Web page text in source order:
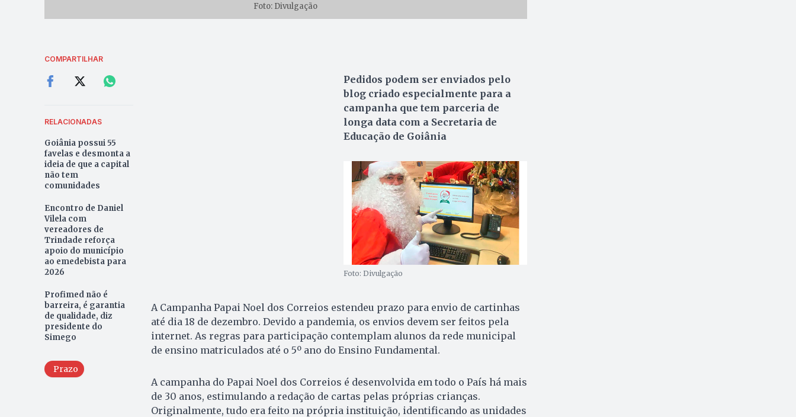
Foto: Divulgação
COMPARTILHAR
RELACIONADAS
Goiânia possui 55
favelas e desmonta a
ideia de que a capital
não tem
comunidades
Encontro de Daniel
Vilela com
vereadores de
Trindade reforça
apoio do município
ao emedebista para
2026
Profimed não é
barreira, é garantia
de qualidade, diz
presidente do
Simego
Prazo
Pedidos podem ser enviados pelo
blog criado especialmente para a
campanha que tem parceria de
longa data com a Secretaria de
Educação de Goiânia
Foto: Divulgação
A Campanha Papai Noel dos Correios estendeu prazo para envio de cartinhas
até dia 18 de dezembro. Devido a pandemia, os envios devem ser feitos pela
internet. As regras para participação contemplam alunos da rede municipal
de ensino matriculados até o 5º ano do Ensino Fundamental.
A campanha do Papai Noel dos Correios é desenvolvida em todo o País há mais
de 30 anos, estimulando a redação de cartas pelas próprias crianças.
Originalmente, tudo era feito na própria instituição, identificando as unidades